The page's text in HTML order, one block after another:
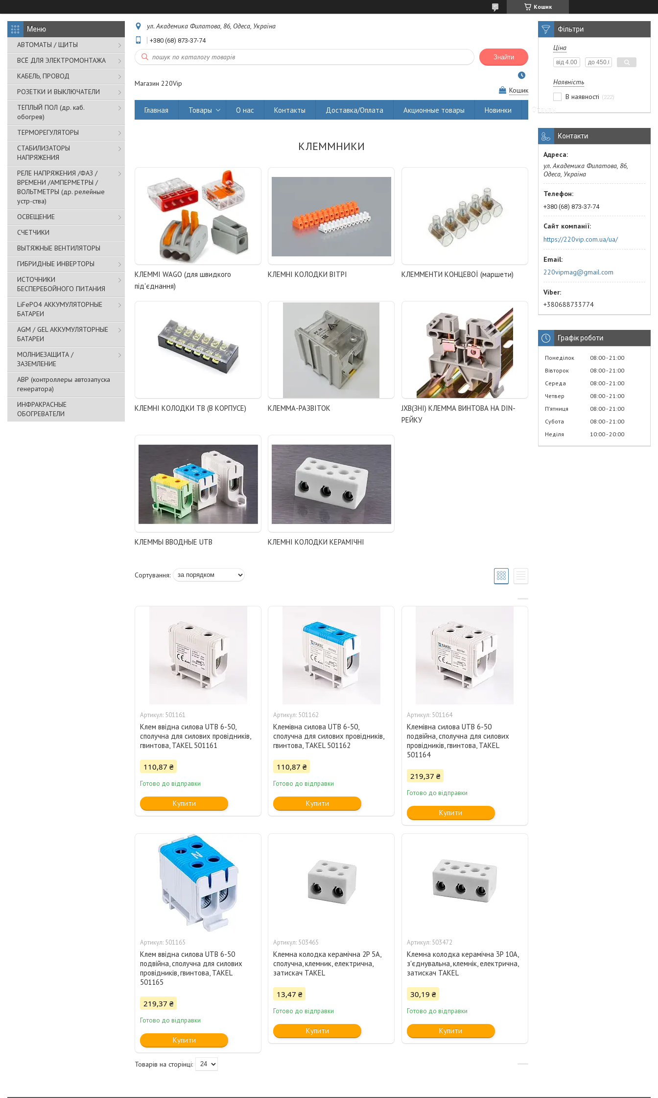
Кошик
АВТОМАТЫ / ЩИТЫ
ВСЁ ДЛЯ ЭЛЕКТРОМОНТАЖА
КАБЕЛЬ, ПРОВОД
РОЗЕТКИ И ВЫКЛЮЧАТЕЛИ
ТЕПЛЫЙ ПОЛ (др. каб.
обогрев)
ТЕРМОРЕГУЛЯТОРЫ
СТАБИЛИЗАТОРЫ
НАПРЯЖЕНИЯ
РЕЛЕ НАПРЯЖЕНИЯ /ФАЗ /
ВРЕМЕНИ /АМПЕРМЕТРЫ /
ВОЛЬТМЕТРЫ (др. релейные
устр-ства)
ОСВЕЩЕНИЕ
СЧЕТЧИКИ
ВЫТЯЖНЫЕ ВЕНТИЛЯТОРЫ
ГИБРИДНЫЕ ИНВЕРТОРЫ
ИСТОЧНИКИ
БЕСПЕРЕБОЙНОГО ПИТАНИЯ
LiFePO4 АККУМУЛЯТОРНЫЕ
БАТАРЕИ
AGM / GEL АККУМУЛЯТОРНЫЕ
БАТАРЕИ
МОЛНИЕЗАЩИТА /
ЗАЗЕМЛЕНИЕ
АВР (контроллеры автозапуска
генератора)
ИНФРАКРАСНЫЕ
ОБОГРЕВАТЕЛИ
ул. Академика Филатова, 86, Одеса, Україна
+380 (68) 873-37-74
Знайти
Магазин 220Vip
Кошик
Главная Товары О нас Контакты Доставка/Оплата Акционные товары Новинки Отзывы
КЛЕММНИКИ
КЛЕММІ WAGO (для швидкого
під'єднання)
КЛЕМНІ КОЛОДКИ ВІТРІ КЛЕММЕНТИ КОНЦЕВОЇ (маршети)
КЛЕМНІ КОЛОДКИ TB (В КОРПУСЕ) КЛЕММА-РАЗВІТОК
JXB(ЗНІ) КЛЕММА ВИНТОВА НА DIN-
РЕЙКУ
КЛЕММЫ ВВОДНЫЕ UTB КЛЕМНІ КОЛОДКИ КЕРАМІЧНІ
501161
Клем ввідна силова UTB 6-50,
сполучна для силових провідників,
гвинтова, TAKEL 501161
110,87 ₴
Готово до відправки
Купити
501162
Клемівна силова UTB 6-50,
сполучна для силових провідників,
гвинтова, TAKEL 501162
110,87 ₴
Готово до відправки
Купити
501164
Клемівна силова UTB 6-50
подвійна, сполучна для силових
провідників, гвинтова, TAKEL
501164
219,37 ₴
Готово до відправки
Купити
501165
Клем ввідна силова UTB 6-50
подвійна, сполучна для силових
провідників, гвинтова, TAKEL
501165
219,37 ₴
Готово до відправки
Купити
503465
Клемна колодка керамічна 2P 5A,
сполучна, клемник, електрична,
затискач TAKEL
13,47 ₴
Готово до відправки
Купити
503472
Клемна колодка керамічна 3P 10A,
з'єднувальна, клемнік, електрична,
затискач TAKEL
30,19 ₴
Готово до відправки
Купити
Фільтри
Ціна
Наявність
В наявності
222
Контакти
ул. Академика Филатова, 86,
Одеса, Україна
+380 (68) 873-37-74
https://220vip.com.ua/ua/
220vipmag@gmail.com
+380688733774
Графік роботи
Понеділок 08:00 21:00
Вівторок
08:00 21:00
Середа
08:00 21:00
Четвер
08:00 21:00
Пʼятниця
08:00 21:00
Субота
08:00 21:00
Неділя
10:00 20:00